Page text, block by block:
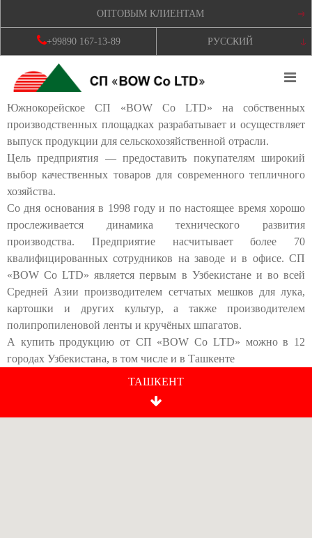
ОПТОВЫМ КЛИЕНТАМ
+99890 167-13-89 РУССКИЙ
Южнокорейское СП «BOW Co LTD» на собственных
производственных площадках разрабатывает и осуществляет
выпуск продукции для сельскохозяйственной отрасли.
Цель предприятия — предоставить покупателям широкий
выбор качественных товаров для современного тепличного
хозяйства.
Со дня основания в 1998 году и по настоящее время хорошо
прослеживается динамика технического развития
производства. Предприятие насчитывает более 70
квалифицированных сотрудников на заводе и в офисе. СП
«BOW Co LTD» является первым в Узбекистане и во всей
Средней Азии производителем сетчатых мешков для лука,
картошки и других культур, а также производителем
полипропиленовой ленты и кручёных шпагатов.
А купить продукцию от СП «BOW Co LTD» можно в 12
городах Узбекистана, в том числе и в Ташкенте
ТАШКЕНТ